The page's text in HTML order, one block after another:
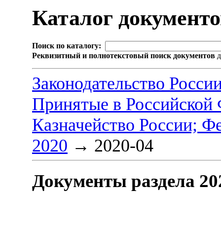
Каталог
Поиск по каталогу:
Реквизитный и полнотекстовый поиск документов
Законодательство
Принятые в Российской
Казначейство России;
2020 → 2020-04
Документы раздела